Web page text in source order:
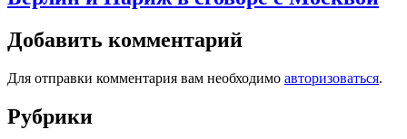
Добавить комментарий
Для отправки комментария вам необходимо авторизоваться.
Рубрики